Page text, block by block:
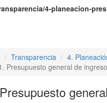
4-planeacion-
Transparencia
4.
Presupuesto general de